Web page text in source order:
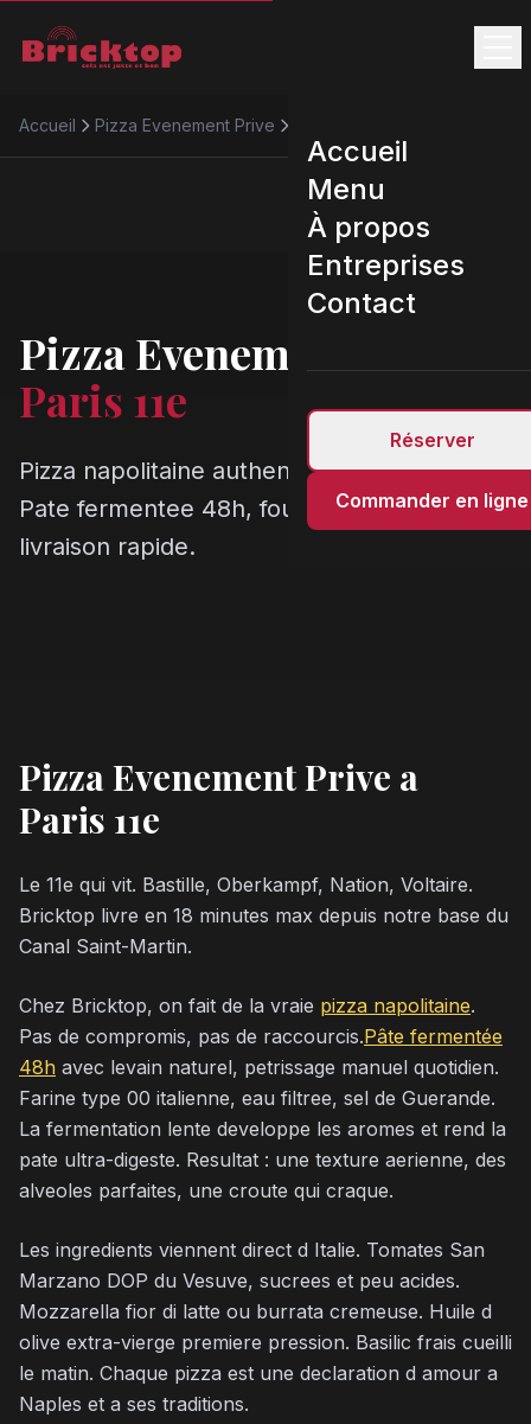
Accueil
Menu
À propos
Entreprises
Contact
Réserver
Commander en ligne
Accueil Pizza Evenement Prive
Pizza Evenement Prive
Paris 11e
Pizza napolitaine authentique a Paris 11e.
Pate fermentee 48h, four 450 degres,
livraison rapide.
Pizza Evenement Prive a
Paris 11e
Le 11e qui vit. Bastille, Oberkampf, Nation, Voltaire.
Bricktop livre en 18 minutes max depuis notre base du
Canal Saint-Martin.
Chez Bricktop, on fait de la vraie pizza napolitaine.
Pas de compromis, pas de raccourcis.Pâte fermentée
48h avec levain naturel, petrissage manuel quotidien.
Farine type 00 italienne, eau filtree, sel de Guerande.
La fermentation lente developpe les aromes et rend la
pate ultra-digeste. Resultat : une texture aerienne, des
alveoles parfaites, une croute qui craque.
Les ingredients viennent direct d Italie. Tomates San
Marzano DOP du Vesuve, sucrees et peu acides.
Mozzarella fior di latte ou burrata cremeuse. Huile d
olive extra-vierge premiere pression. Basilic frais cueilli
le matin. Chaque pizza est une declaration d amour a
Naples et a ses traditions.